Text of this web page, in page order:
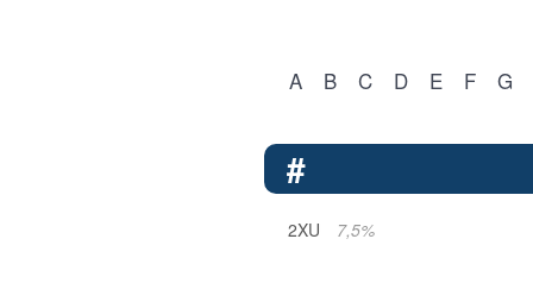
A B C D E F G
#
2XU 7,5%